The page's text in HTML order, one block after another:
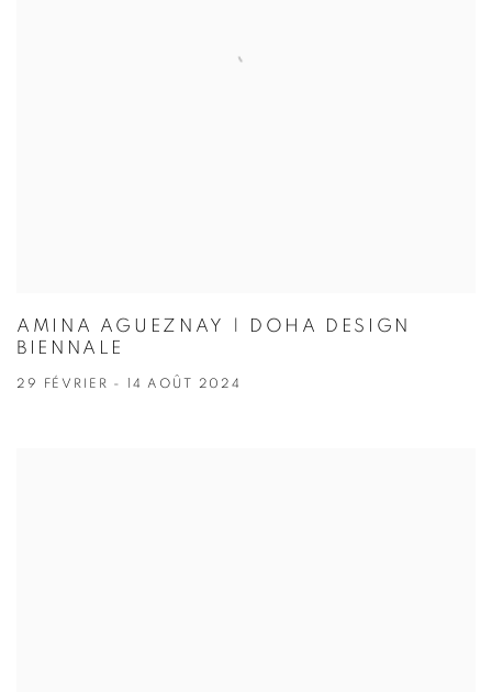
AMINA AGUEZNAY | DOHA DESIGN
BIENNALE
29 FÉVRIER - 14 AOÛT 2024